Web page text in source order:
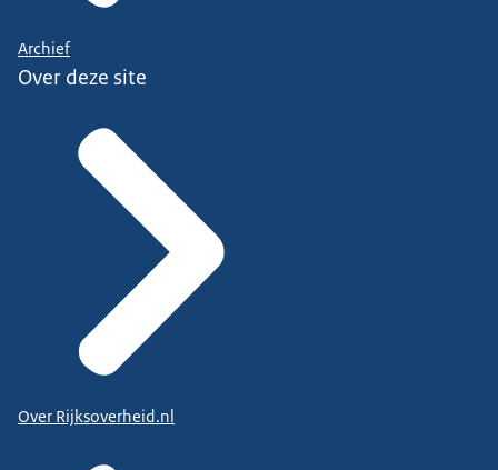
Archief
Over deze site
Over Rijksoverheid.nl